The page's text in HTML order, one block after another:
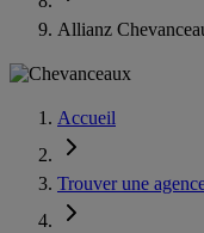
Allianz
Accueil
Trouver une